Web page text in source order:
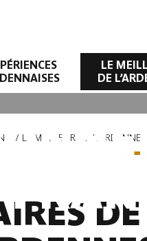
LE
DE
LE MEILLEUR DE L'ARDENNE